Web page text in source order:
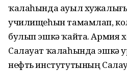
ҡалаһында ауыл
училищеһын тамамлап,
булып эшкә ҡайта. Армия
Салауат ҡалаһында эшкә
нефть инстутутының